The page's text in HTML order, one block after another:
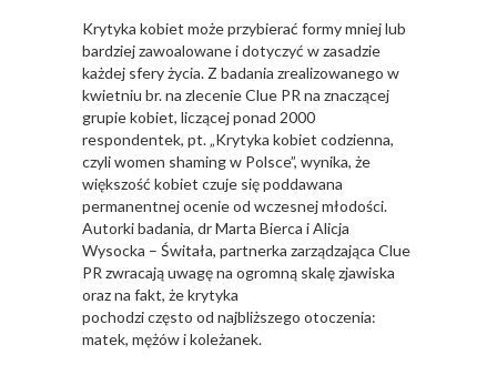
Krytyka kobiet może przybierać formy mniej lub
bardziej zawoalowane i dotyczyć w zasadzie
każdej sfery życia. Z badania zrealizowanego w
kwietniu br. na zlecenie Clue PR na znaczącej
grupie kobiet, liczącej ponad 2000
respondentek, pt. „Krytyka kobiet codzienna,
czyli women shaming w Polsce”, wynika, że
większość kobiet czuje się poddawana
permanentnej ocenie od wczesnej młodości.
Autorki badania, dr Marta Bierca i Alicja
Wysocka – Świtała, partnerka zarządzająca Clue
PR zwracają uwagę na ogromną skalę zjawiska
oraz na fakt, że krytyka
pochodzi często od najbliższego otoczenia:
matek, mężów i koleżanek.